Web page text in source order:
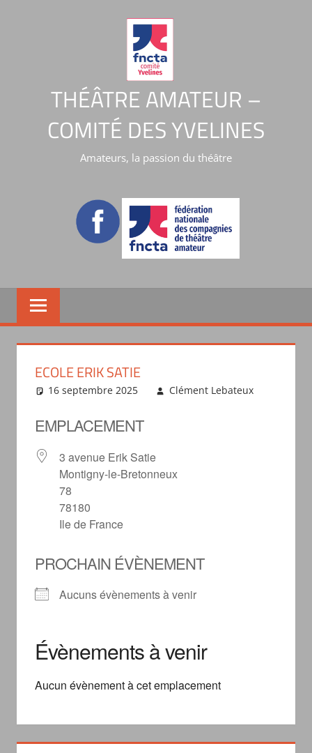
THÉÂTRE AMATEUR –
COMITÉ DES YVELINES
Amateurs, la passion du théâtre
ECOLE ERIK SATIE
16 septembre 2025 Clément Lebateux
EMPLACEMENT
3 avenue Erik Satie
Montigny-le-Bretonneux
78
78180
Ile de France
PROCHAIN ÉVÈNEMENT
Aucuns évènements à venir
Évènements à venir
Aucun évènement à cet emplacement